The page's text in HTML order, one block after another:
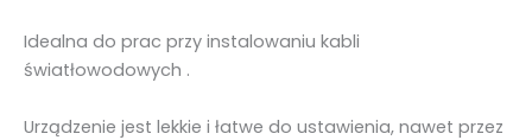
Idealna do prac przy instalowaniu kabli
światłowodowych .
Urządzenie jest lekkie i łatwe do ustawienia, nawet przez